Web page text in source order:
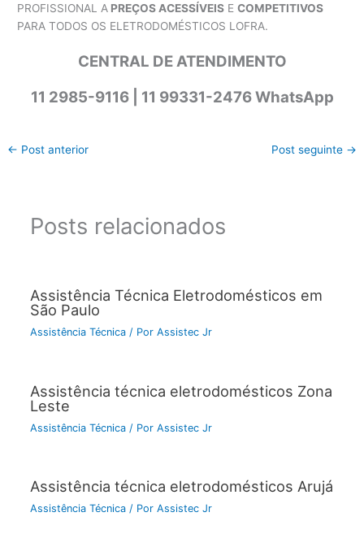
PROFISSIONAL A PREÇOS ACESSÍVEIS ECOMPETITIVOS
PARA TODOS OS ELETRODOMÉSTICOS LOFRA.
CENTRAL DE ATENDIMENTO
11 2985-9116 | 11 99331-2476 WhatsApp
← Post anterior Post seguinte →
Posts relacionados
Assistência Técnica Eletrodomésticos em
São Paulo
Assistência Técnica/ Por Assistec Jr
Assistência técnica eletrodomésticos Zona
Leste
Assistência Técnica/ Por Assistec Jr
Assistência técnica eletrodomésticos Arujá
Assistência Técnica/ Por Assistec Jr